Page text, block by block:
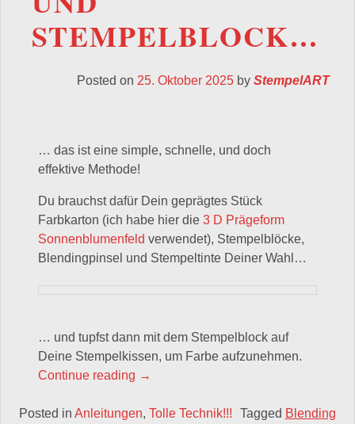
STEMPELBLOCK…
Posted on 25. Oktober 2025 by StempelART
… das ist eine simple, schnelle, und doch
effektive Methode!
Du brauchst dafür Dein geprägtes Stück
Farbkarton (ich habe hier die 3 D Prägeform
Sonnenblumenfeld verwendet), Stempelblöcke,
Blendingpinsel und Stempeltinte Deiner Wahl…
… und tupfst dann mit dem Stempelblock auf
Deine Stempelkissen, um Farbe aufzunehmen.
Continue reading „Tolle Technik!!! – geprägtes Papier
→
Posted in Anleitungen, Tolle Technik!!! Tagged Blending